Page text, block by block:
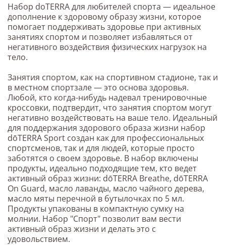
Набор doTERRA для любителей спорта — идеальное
дополнение к здоровому образу жизни, которое
помогает поддерживать здоровье при активных
занятиях спортом и позволяет избавляться от
негативного воздействия физических нагрузок на
тело.
Занятия спортом, как на спортивном стадионе, так и
в местном спортзале — это основа здоровья.
Любой, кто когда-нибудь надевал тренировочные
кроссовки, подтвердит, что занятия спортом могут
негативно воздействовать на ваше тело. Идеальный
для поддержания здорового образа жизни набор
dōTERRA Sport создан как для профессиональных
спортсменов, так и для людей, которые просто
заботятся о своем здоровье. В набор включены
продукты, идеально подходящие тем, кто ведет
активный образ жизни: dōTERRA Breathe, dōTERRA
On Guard, масло лаванды, масло чайного дерева,
масло мяты перечной в бутылочках по 5 мл.
Продукты упакованы в компактную сумку на
молнии. Набор "Спорт" позволит вам вести
активный образ жизни и делать это с
удовольствием.